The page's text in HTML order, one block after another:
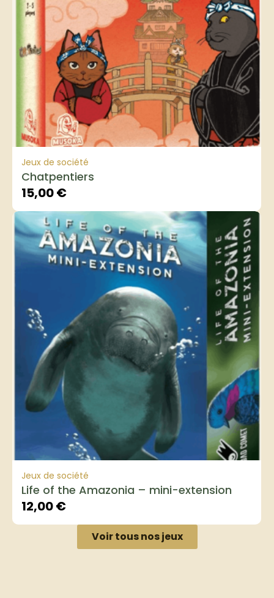
Jeux de société
Chatpentiers
15,00€
Jeux de société
Life of the Amazonia – mini-extension
12,00€
Voir tous nos jeux